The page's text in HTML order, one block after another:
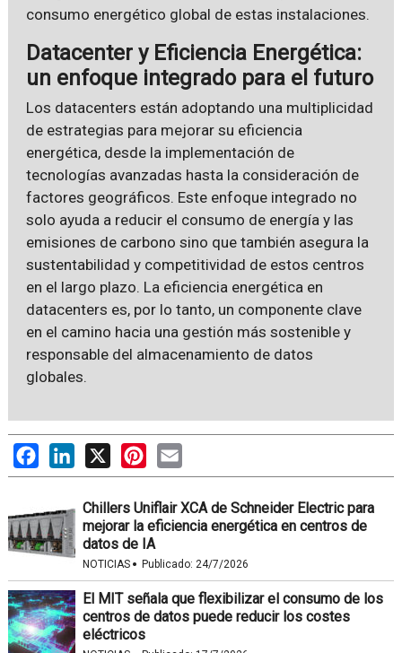
consumo energético global de estas instalaciones.
Datacenter y Eficiencia Energética:
un enfoque integrado para el futuro
Los datacenters están adoptando una multiplicidad
de estrategias para mejorar su eficiencia
energética, desde la implementación de
tecnologías avanzadas hasta la consideración de
factores geográficos. Este enfoque integrado no
solo ayuda a reducir el consumo de energía y las
emisiones de carbono sino que también asegura la
sustentabilidad y competitividad de estos centros
en el largo plazo. La eficiencia energética en
datacenters es, por lo tanto, un componente clave
en el camino hacia una gestión más sostenible y
responsable del almacenamiento de datos
globales.
FacebookLinkedIn
X PinterestEmail
Chillers Uniflair XCA de Schneider Electric para
mejorar la eficiencia energética en centros de
datos de IA
NOTICIAS · Publicado: 24/7/2026
El MIT señala que flexibilizar el consumo de los
centros de datos puede reducir los costes
eléctricos